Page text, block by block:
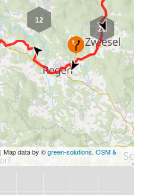
12
25
| Map data by ©green-solutions,OSM &